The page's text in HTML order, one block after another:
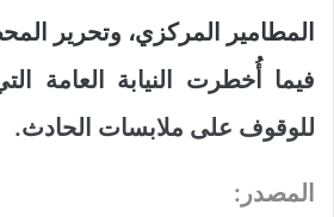
المطامير المركزي، وتحرير
فيما أُخطرت النيابة العامة
للوقوف على ملابسات الحادث.
المصدر: